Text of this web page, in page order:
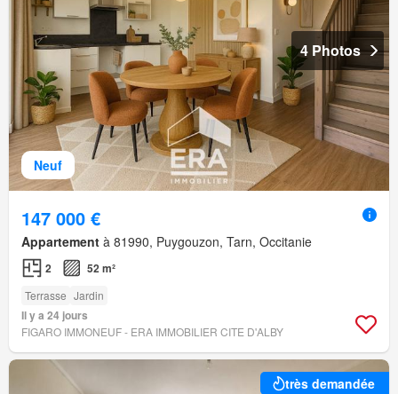
Neuf
4 Photos
147 000 €
Appartement à 81990, Puygouzon, Tarn, Occitanie
2 52 m²
Terrasse Jardin
Il y a 24 jours
FIGARO IMMONEUF - ERA IMMOBILIER CITE D'ALBY
très demandée